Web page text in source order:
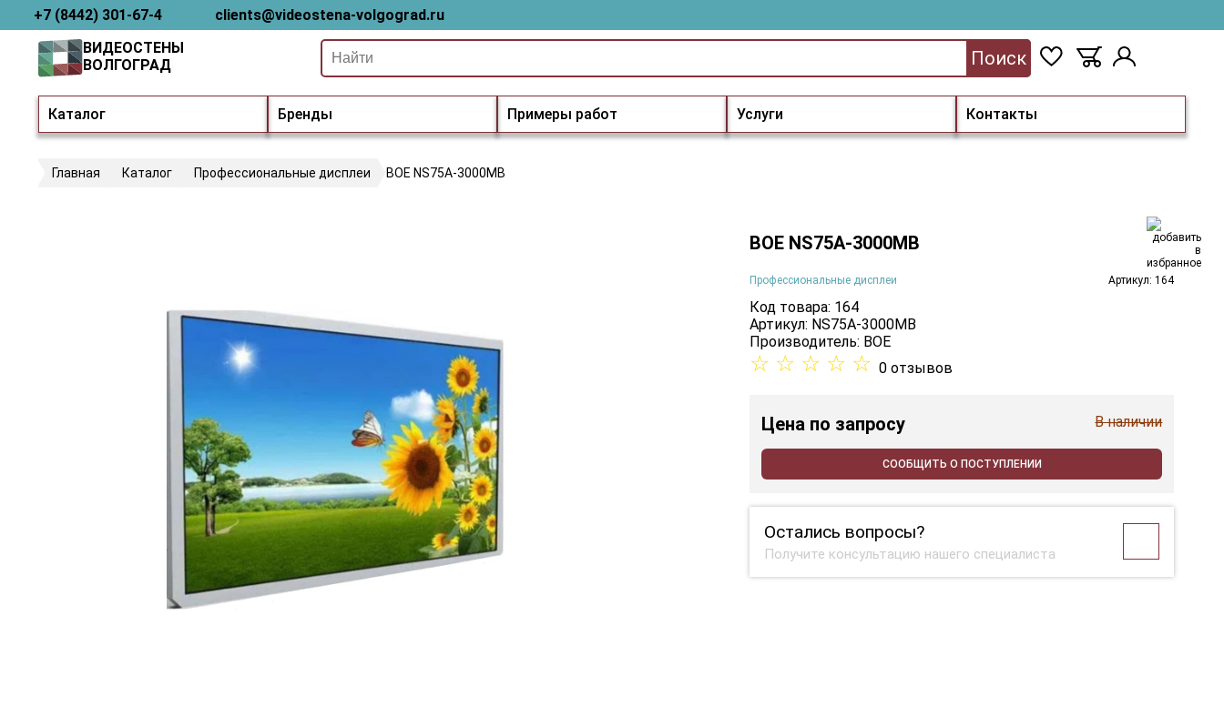
+7 (8442) 301-67-4 clients@videostena-volgograd.ru
Каталог Бренды Примеры работ Услуги Контакты
ВИДЕОСТЕНЫ
ВОЛГОГРАД
Поиск
Главная Каталог Профессиональные дисплеи BOE NS75A-3000MB
BOE NS75A-3000MB
Профессиональные дисплеи Артикул: 164
Код товара: 164
Артикул: NS75A-3000MB
Производитель: BOE
☆ ☆ ☆ ☆ ☆ 0 отзывов
Цена по запросу В наличии
СООБЩИТЬ О ПОСТУПЛЕНИИ
Остались вопросы?
Получите консультацию нашего специалиста